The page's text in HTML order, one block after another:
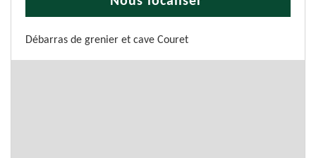
Débarras de grenier et cave Couret